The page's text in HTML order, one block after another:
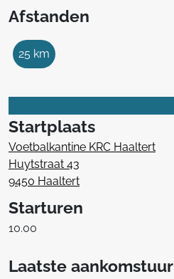
Afstanden
25 km
Startplaats
Voetbalkantine KRC Haaltert
Huytstraat 43
9450 Haaltert
Starturen
10.00
Laatste aankomstuur